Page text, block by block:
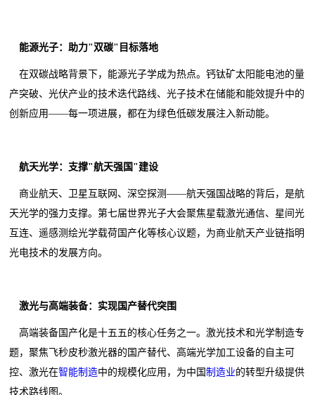
能源光子：助力"双碳"目标落地
在双碳战略背景下，能源光子学成为热点。钙钛矿太阳能电池的量
产突破、光伏产业的技术迭代路线、光子技术在储能和能效提升中的
创新应用——每一项进展，都在为绿色低碳发展注入新动能。
航天光学：支撑"航天强国"建设
商业航天、卫星互联网、深空探测——航天强国战略的背后，是航
天光学的强力支撑。第七届世界光子大会聚焦星载激光通信、星间光
互连、遥感测绘光学载荷国产化等核心议题，为商业航天产业链指明
光电技术的发展方向。
激光与高端装备：实现国产替代突围
高端装备国产化是十五五的核心任务之一。激光技术和光学制造专
题，聚焦飞秒皮秒激光器的国产替代、高端光学加工设备的自主可
控、激光在智能制造中的规模化应用，为中国制造业的转型升级提供
技术路线图。